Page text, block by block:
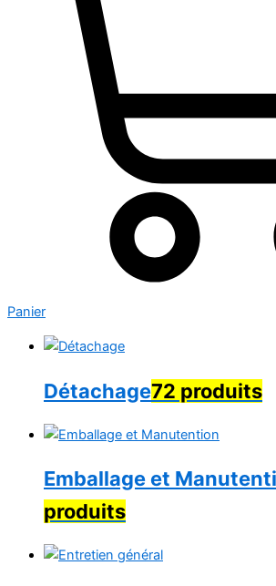
Panier
Détachage72 produits
Emballage et
produits